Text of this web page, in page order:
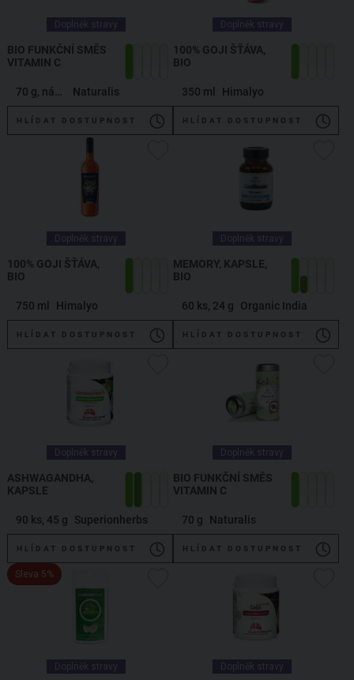
Doplněk stravy
BIO FUNKČNÍ SMĚS
VITAMIN C
Naturalis
HLÍDAT DOSTUPNOST
Doplněk stravy
100% GOJI ŠŤÁVA,
BIO
350 ml Himalyo
HLÍDAT DOSTUPNOST
Doplněk stravy
100% GOJI ŠŤÁVA,
BIO
750 ml Himalyo
HLÍDAT DOSTUPNOST
Doplněk stravy
MEMORY, KAPSLE,
BIO
60 ks, 24 g Organic India
HLÍDAT DOSTUPNOST
Doplněk stravy
ASHWAGANDHA,
KAPSLE
90 ks, 45 g Superionherbs
HLÍDAT DOSTUPNOST
Doplněk stravy
BIO FUNKČNÍ SMĚS
VITAMIN C
70 g Naturalis
HLÍDAT DOSTUPNOST
Sleva 5%
Doplněk stravy Doplněk stravy